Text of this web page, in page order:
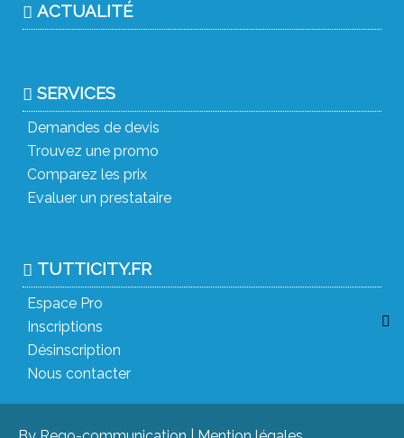
ACTUALITÉ
SERVICES
Demandes de devis
Trouvez une promo
Comparez les prix
Evaluer un prestataire
TUTTICITY.FR
Espace Pro
Inscriptions
Désinscription
Nous contacter